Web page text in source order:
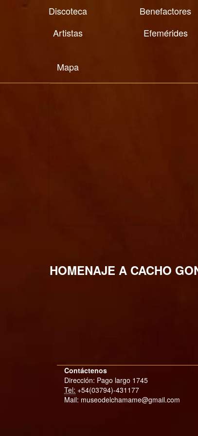
Discoteca Benefactores
Artistas
Efemérides
Mapa
HOMENAJE A CACHO
Contáctenos
Dirección: Pago largo 1745
Tel: +54(03794)-431177
Mail: museodelchamame@gmail.com